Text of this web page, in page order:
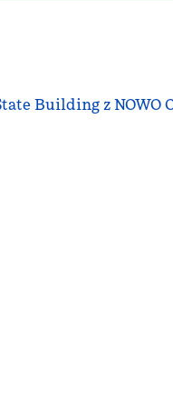
Building z NOWO